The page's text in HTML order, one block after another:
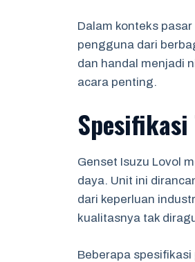
Dalam konteks
pengguna dari
dan handal menjadi
acara penting.
Spesifikasi
Genset Isuzu Lovol
daya. Unit ini
dari keperluan
kualitasnya tak
Beberapa